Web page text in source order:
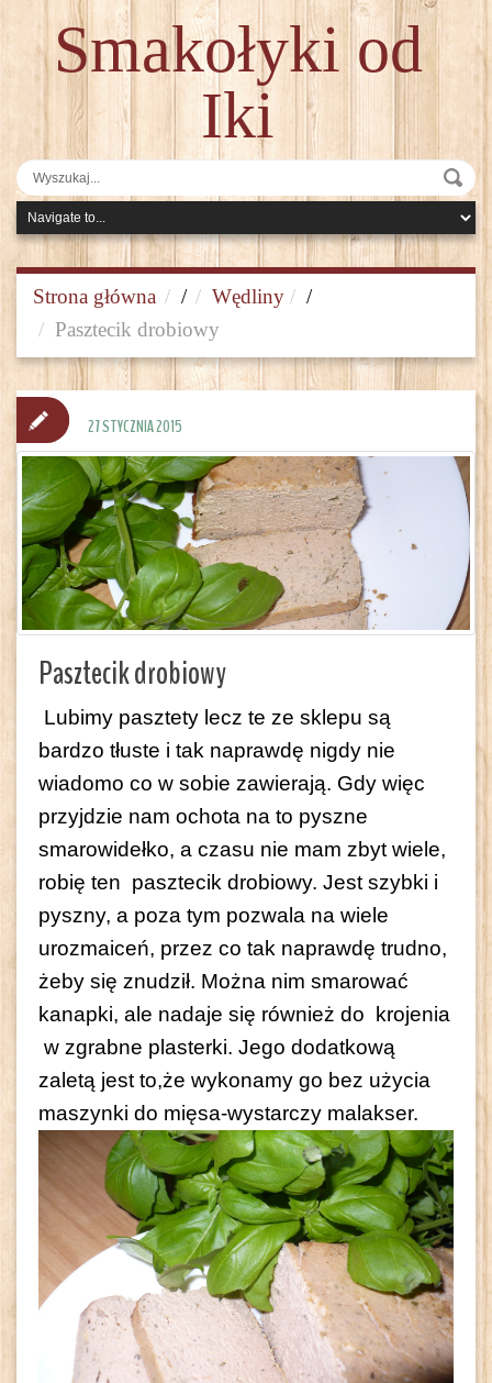
Smakołyki od
Iki
Strona główna / Wędliny
/
Pasztecik drobiowy
Pasztecik drobiowy
Lubimy pasztety lecz te ze sklepu są
bardzo tłuste i tak naprawdę nigdy nie
wiadomo co w sobie zawierają. Gdy więc
przyjdzie nam ochota na to pyszne
smarowidełko, a czasu nie mam zbyt wiele,
robię ten pasztecik drobiowy. Jest szybki i
pyszny, a poza tym pozwala na wiele
urozmaiceń, przez co tak naprawdę trudno,
żeby się znudził. Można nim smarować
kanapki, ale nadaje się również do krojenia
w zgrabne plasterki. Jego dodatkową
zaletą jest to,że wykonamy go bez użycia
maszynki do mięsa-wystarczy malakser.
27 STYCZNIA 2015